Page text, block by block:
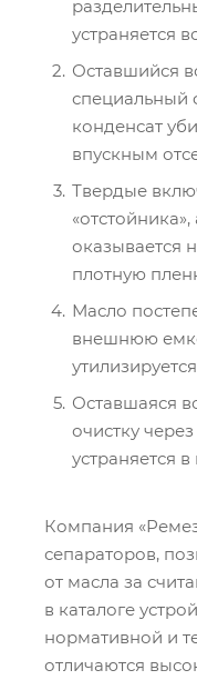
устраняется
Оставшийся
специальный
конденсат
впускным
Твердые
оказывается
плотную
Масло
внешнюю
Оставшаяся
очистку
устраняется
Компания
сепараторов,
от масла за
в каталоге
нормативной и
отличаются